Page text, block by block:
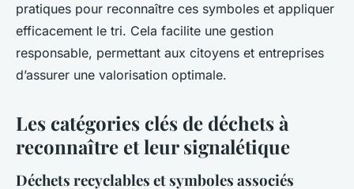
pratiques pour reconnaître ces symboles et appliquer
efficacement le tri. Cela facilite une gestion
responsable, permettant aux citoyens et entreprises
d’assurer une valorisation optimale.
Les catégories clés de déchets à
reconnaître et leur signalétique
Déchets recyclables et symboles associés